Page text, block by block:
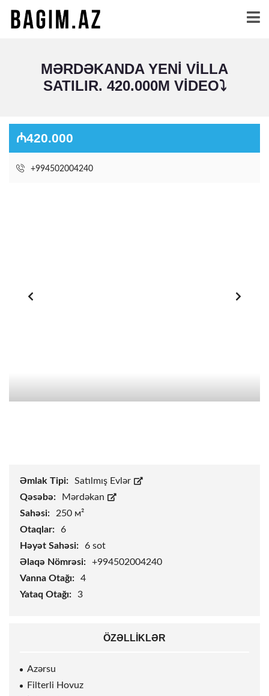
MƏRDƏKANDA YENI VILLA
SATILIR. 420.000M VIDEO⤵️
₼420.000
+994502004240
Əmlak Tipi:
Satılmış Evlər
Qəsəbə:
Mərdəkan
Sahəsi:
250 м²
Otaqlar:
6
Həyət Sahəsi:
6 sot
Əlaqə Nömrəsi:
+994502004240
Vanna Otağı:
4
Yataq Otağı:
3
ÖZƏLLIKLƏR
Azərsu
Filterli Hovuz